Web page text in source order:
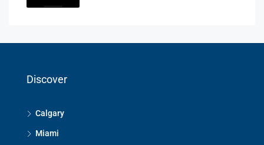
Discover
Calgary
Miami